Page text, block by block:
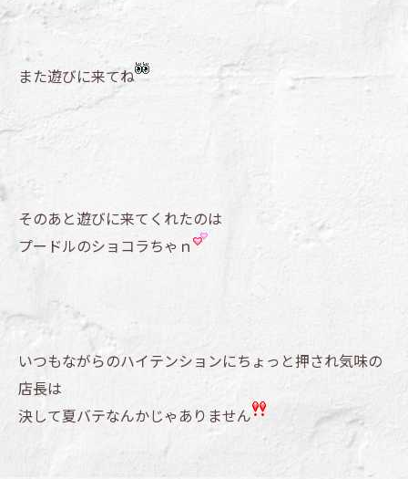
また遊びに来てね
そのあと遊びに来てくれたのは
プードルのショコラちゃｎ
いつもながらのハイテンションにちょっと押され気味の
店長は
決して夏バテなんかじゃありません